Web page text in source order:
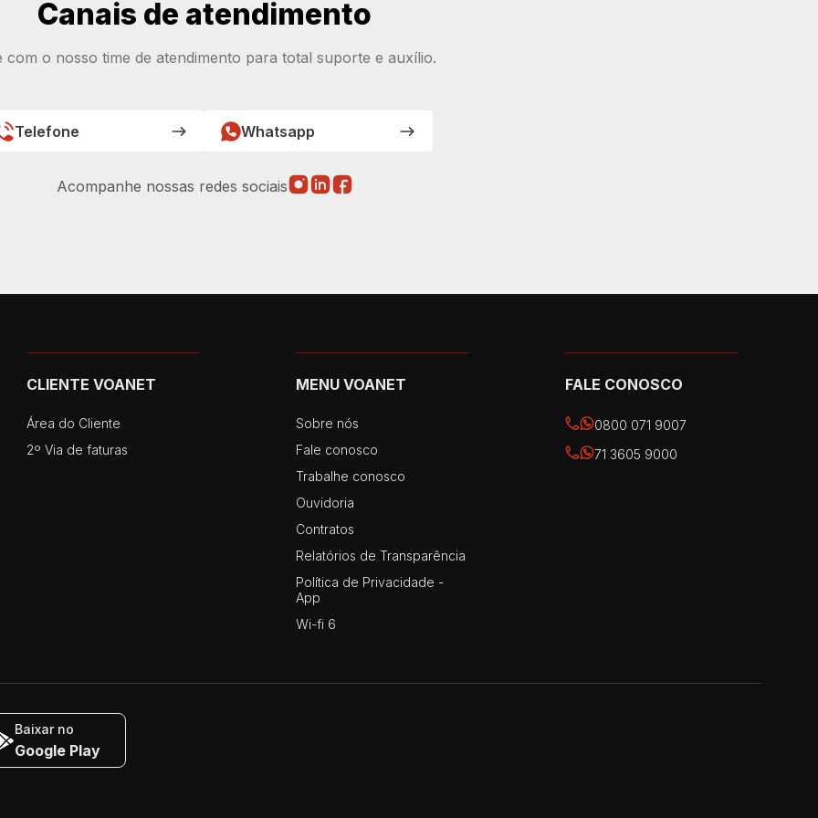
Canais de atendimento
com o nosso time de atendimento para total suporte e auxílio.
Telefone Whatsapp
Acompanhe nossas redes sociais
CLIENTE VOANET
Área do Cliente
2º Via de faturas
MENU VOANET
Sobre nós
Fale conosco
Trabalhe conosco
Ouvidoria
Contratos
Relatórios de Transparência
Política de Privacidade -
App
Wi-fi 6
FALE CONOSCO
0800 071 9007
71 3605 9000
Baixar no
Google Play